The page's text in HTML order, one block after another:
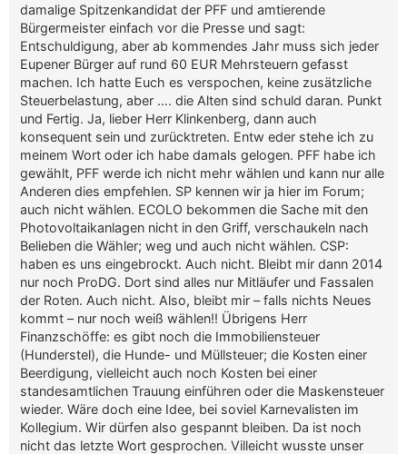
damalige Spitzenkandidat der PFF und amtierende
Bürgermeister einfach vor die Presse und sagt:
Entschuldigung, aber ab kommendes Jahr muss sich jeder
Eupener Bürger auf rund 60 EUR Mehrsteuern gefasst
machen. Ich hatte Euch es verspochen, keine zusätzliche
Steuerbelastung, aber …. die Alten sind schuld daran. Punkt
und Fertig. Ja, lieber Herr Klinkenberg, dann auch
konsequent sein und zurücktreten. Entw eder stehe ich zu
meinem Wort oder ich habe damals gelogen. PFF habe ich
gewählt, PFF werde ich nicht mehr wählen und kann nur alle
Anderen dies empfehlen. SP kennen wir ja hier im Forum;
auch nicht wählen. ECOLO bekommen die Sache mit den
Photovoltaikanlagen nicht in den Griff, verschaukeln nach
Belieben die Wähler; weg und auch nicht wählen. CSP:
haben es uns eingebrockt. Auch nicht. Bleibt mir dann 2014
nur noch ProDG. Dort sind alles nur Mitläufer und Fassalen
der Roten. Auch nicht. Also, bleibt mir – falls nichts Neues
kommt – nur noch weiß wählen!! Übrigens Herr
Finanzschöffe: es gibt noch die Immobiliensteuer
(Hunderstel), die Hunde- und Müllsteuer; die Kosten einer
Beerdigung, vielleicht auch noch Kosten bei einer
standesamtlichen Trauung einführen oder die Maskensteuer
wieder. Wäre doch eine Idee, bei soviel Karnevalisten im
Kollegium. Wir dürfen also gespannt bleiben. Da ist noch
nicht das letzte Wort gesprochen. Villeicht wusste unser